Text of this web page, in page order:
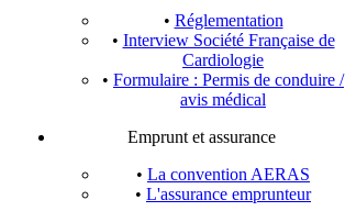
• Réglementation
• Interview Société Française de
Cardiologie
• Formulaire : Permis de conduire /
avis médical
Emprunt et assurance
• La convention AERAS
• L'assurance emprunteur